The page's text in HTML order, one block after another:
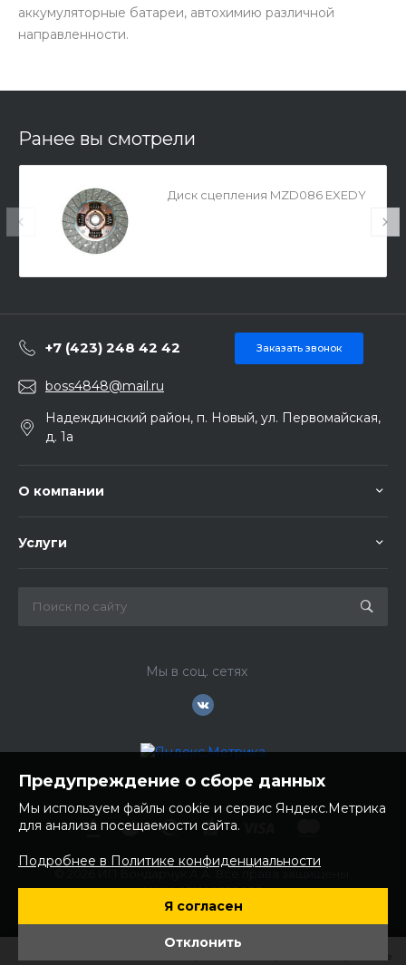
аккумуляторные батареи, автохимию различной
направленности.
Ранее вы смотрели
Диск сцепления MZD086 EXEDY
+7 (423) 248 42 42 Заказать звонок
boss4848@mail.ru
Надеждинский район, п. Новый, ул. Первомайская,
д. 1а
О компании
Услуги
Мы в соц. сетях
ИНН: 252100758085
ОГРНИП: 304250236200270
Юр. адрес: 692481 Приморский край, Надеждинский район,
с. Вольно- Надеждинское, ул. Торопова 12
Предупреждение о сборе данных
Мы используем файлы cookie и сервис Яндекс.Метрика
для анализа посещаемости сайта.
Подробнее в Политике конфиденциальности
Я согласен
Отклонить